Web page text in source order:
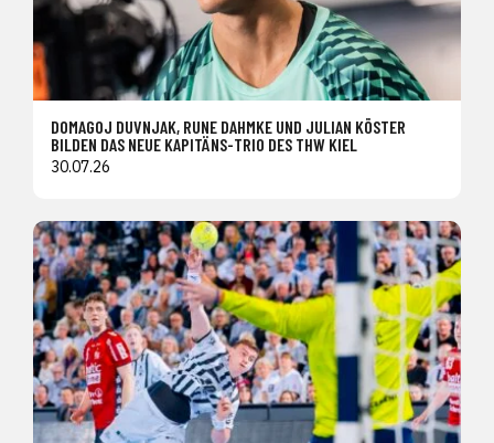
DOMAGOJ DUVNJAK, RUNE DAHMKE UND JULIAN KÖSTER
BILDEN DAS NEUE KAPITÄNS-TRIO DES THW KIEL
30.07.26